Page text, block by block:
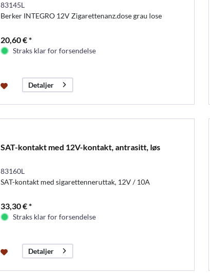
83145L
Berker INTEGRO 12V Zigarettenanz.dose grau lose
20,60 € *
Straks klar for forsendelse
Detaljer
SAT-kontakt med 12V-kontakt, antrasitt, løs
83160L
SAT-kontakt med sigarettenneruttak, 12V / 10A
33,30 € *
Straks klar for forsendelse
Detaljer